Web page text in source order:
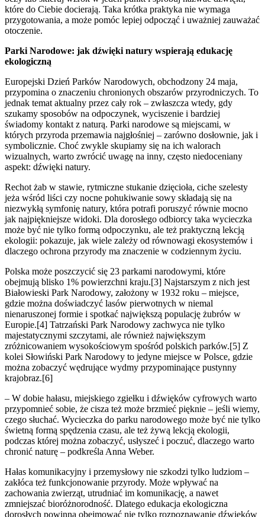
które do Ciebie docierają. Taka krótka praktyka nie wymaga
przygotowania, a może pomóc lepiej odpocząć i uważniej zauważać
otoczenie.
Parki Narodowe: jak dźwięki natury wspierają edukację
ekologiczną
Europejski Dzień Parków Narodowych, obchodzony 24 maja,
przypomina o znaczeniu chronionych obszarów przyrodniczych. To
jednak temat aktualny przez cały rok – zwłaszcza wtedy, gdy
szukamy sposobów na odpoczynek, wyciszenie i bardziej
świadomy kontakt z naturą. Parki narodowe są miejscami, w
których przyroda przemawia najgłośniej – zarówno dosłownie, jak i
symbolicznie. Choć zwykle skupiamy się na ich walorach
wizualnych, warto zwrócić uwagę na inny, często niedoceniany
aspekt: dźwięki natury.
Rechot żab w stawie, rytmiczne stukanie dzięcioła, ciche szelesty
jeża wśród liści czy nocne pohukiwanie sowy składają się na
niezwykłą symfonię natury, która potrafi poruszyć równie mocno
jak najpiękniejsze widoki. Dla dorosłego odbiorcy taka wycieczka
może być nie tylko formą odpoczynku, ale też praktyczną lekcją
ekologii: pokazuje, jak wiele zależy od równowagi ekosystemów i
dlaczego ochrona przyrody ma znaczenie w codziennym życiu.
Polska może poszczycić się 23 parkami narodowymi, które
obejmują blisko 1% powierzchni kraju.[3] Najstarszym z nich jest
Białowieski Park Narodowy, założony w 1932 roku – miejsce,
gdzie można doświadczyć lasów pierwotnych w niemal
nienaruszonej formie i spotkać największą populację żubrów w
Europie.[4] Tatrzański Park Narodowy zachwyca nie tylko
majestatycznymi szczytami, ale również największym
zróżnicowaniem wysokościowym spośród polskich parków.[5] Z
kolei Słowiński Park Narodowy to jedyne miejsce w Polsce, gdzie
można zobaczyć wędrujące wydmy przypominające pustynny
krajobraz.[6]
– W dobie hałasu, miejskiego zgiełku i dźwięków cyfrowych warto
przypomnieć sobie, że cisza też może brzmieć pięknie – jeśli wiemy,
czego słuchać. Wycieczka do parku narodowego może być nie tylko
świetną formą spędzenia czasu, ale też żywą lekcją ekologii,
podczas której można zobaczyć, usłyszeć i poczuć, dlaczego warto
chronić naturę – podkreśla Anna Weber.
Hałas komunikacyjny i przemysłowy nie szkodzi tylko ludziom –
zakłóca też funkcjonowanie przyrody. Może wpływać na
zachowania zwierząt, utrudniać im komunikację, a nawet
zmniejszać bioróżnorodność. Dlatego edukacja ekologiczna
dorosłych powinna obejmować nie tylko rozpoznawanie dźwięków